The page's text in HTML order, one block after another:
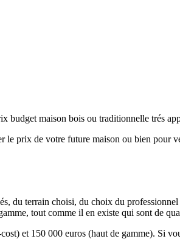
maison bois ou traditionnelle trés
le prix de votre future maison ou bien pour
du terrain choisi, du choix du
tout comme il en existe qui sont de
et 150 000 euros (haut de gamme). Si